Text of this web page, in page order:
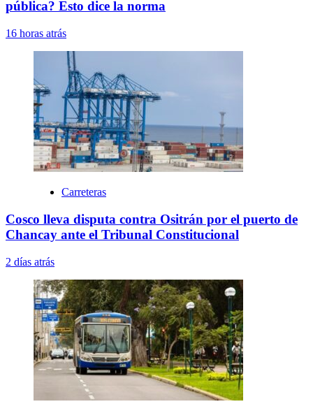
pública? Esto dice la norma
16 horas atrás
Carreteras
Cosco lleva disputa contra Ositrán por el puerto de
Chancay ante el Tribunal Constitucional
2 días atrás